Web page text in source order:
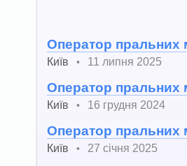
Оператор пральних
Київ
• 11 липня 2025
Оператор пральних
Київ
• 16 грудня 2024
Оператор пральних
Київ
• 27 січня 2025